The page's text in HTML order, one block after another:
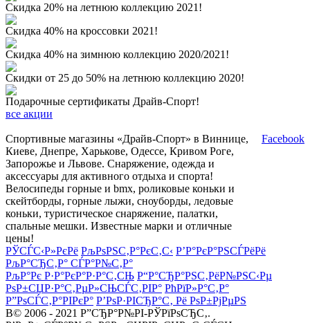
Скидка 20% на летнюю коллекцию 2021!
Скидка 40% на кроссовки 2021!
Скидка 40% на зимнюю коллекцию 2020/2021!
Скидки от 25 до 50% на летнюю коллекцию 2020!
Подарочные сертификаты Драйв-Спорт!
все акции
Спортивные магазины «Драйв-Спорт» в Виннице,
Киеве, Днепре, Харькове, Одессе, Кривом Роге,
Запорожье и Львове. Снаряжение, одежда и
аксессуары для активного отдыха и спорта!
Велосипеды горные и bmx, роликовые коньки и
скейтборды, горные лыжи, сноуборды, ледовые
коньки, туристическое снаряжение, палатки,
спальные мешки. Известные марки и отличные
цены!
Facebook
РЎСЃС‹Р»РєРё РљРѕРЅС‚Р°РєС‚С‹ Р’Р°РєР°РЅСЃРёРё
РљР°СЂС‚Р° СЃР°Р№С‚Р°
РљР°Рє Р·Р°РєР°Р·Р°С‚СЊ Р“Р°СЂР°РЅС‚РёР№РЅС‹Рµ
РѕР±СЏР·Р°С‚РµР»СЊСЃС‚РІР° РћРїР»Р°С‚Р°
Р”РѕСЃС‚Р°РІРєР° Р’РѕР·РІСЂР°С‚ Рё РѕР±РјРµРЅ
В© 2006 - 2021 Р”СЂР°Р№РІ-РЎРїРѕСЂС‚.